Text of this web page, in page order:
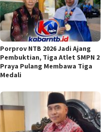
Porprov NTB 2026 Jadi Ajang
Pembuktian, Tiga Atlet SMPN 2
Praya Pulang Membawa Tiga
Medali